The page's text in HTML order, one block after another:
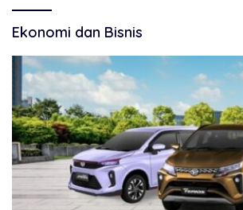
Ekonomi dan Bisnis